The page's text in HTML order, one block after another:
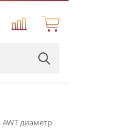
диаметр